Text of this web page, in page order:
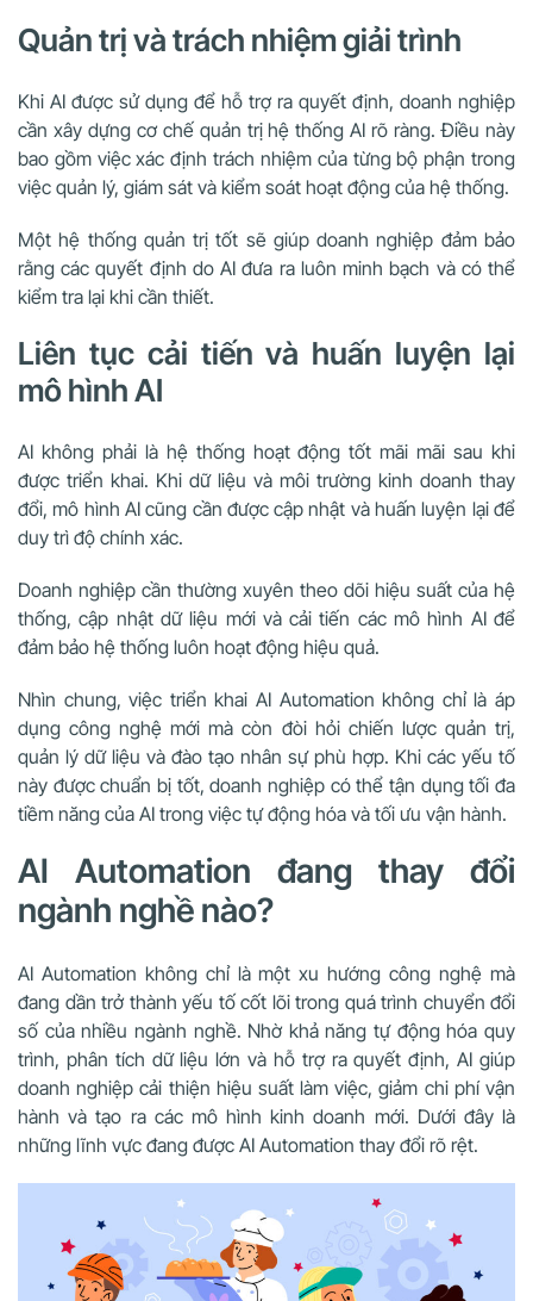
Quản trị và trách nhiệm giải trình
Khi AI được sử dụng để hỗ trợ ra quyết định, doanh nghiệp
cần xây dựng cơ chế quản trị hệ thống AI rõ ràng. Điều này
bao gồm việc xác định trách nhiệm của từng bộ phận trong
việc quản lý, giám sát và kiểm soát hoạt động của hệ thống.
Một hệ thống quản trị tốt sẽ giúp doanh nghiệp đảm bảo
rằng các quyết định do AI đưa ra luôn minh bạch và có thể
kiểm tra lại khi cần thiết.
Liên tục cải tiến và huấn luyện lại
mô hình AI
AI không phải là hệ thống hoạt động tốt mãi mãi sau khi
được triển khai. Khi dữ liệu và môi trường kinh doanh thay
đổi, mô hình AI cũng cần được cập nhật và huấn luyện lại để
duy trì độ chính xác.
Doanh nghiệp cần thường xuyên theo dõi hiệu suất của hệ
thống, cập nhật dữ liệu mới và cải tiến các mô hình AI để
đảm bảo hệ thống luôn hoạt động hiệu quả.
Nhìn chung, việc triển khai AI Automation không chỉ là áp
dụng công nghệ mới mà còn đòi hỏi chiến lược quản trị,
quản lý dữ liệu và đào tạo nhân sự phù hợp. Khi các yếu tố
này được chuẩn bị tốt, doanh nghiệp có thể tận dụng tối đa
tiềm năng của AI trong việc tự động hóa và tối ưu vận hành.
AI Automation đang thay đổi
ngành nghề nào?
AI Automation không chỉ là một xu hướng công nghệ mà
đang dần trở thành yếu tố cốt lõi trong quá trình chuyển đổi
số của nhiều ngành nghề. Nhờ khả năng tự động hóa quy
trình, phân tích dữ liệu lớn và hỗ trợ ra quyết định, AI giúp
doanh nghiệp cải thiện hiệu suất làm việc, giảm chi phí vận
hành và tạo ra các mô hình kinh doanh mới. Dưới đây là
những lĩnh vực đang được AI Automation thay đổi rõ rệt.